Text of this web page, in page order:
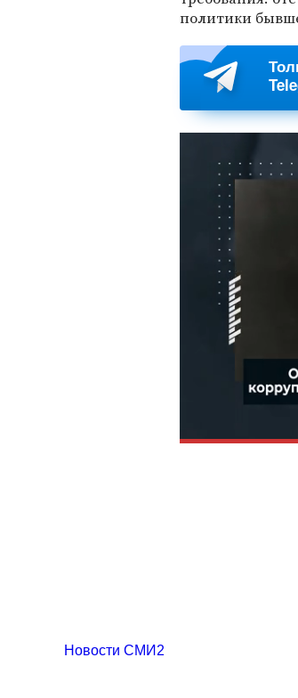
политики
Новости СМИ2